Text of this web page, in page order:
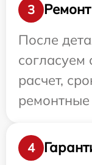
3
После
согласуем
расчет,
4